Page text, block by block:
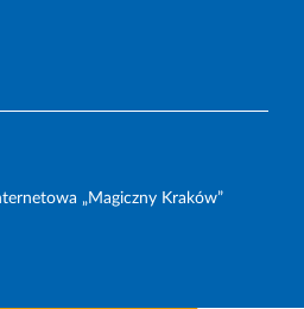
„Magiczny Kraków”